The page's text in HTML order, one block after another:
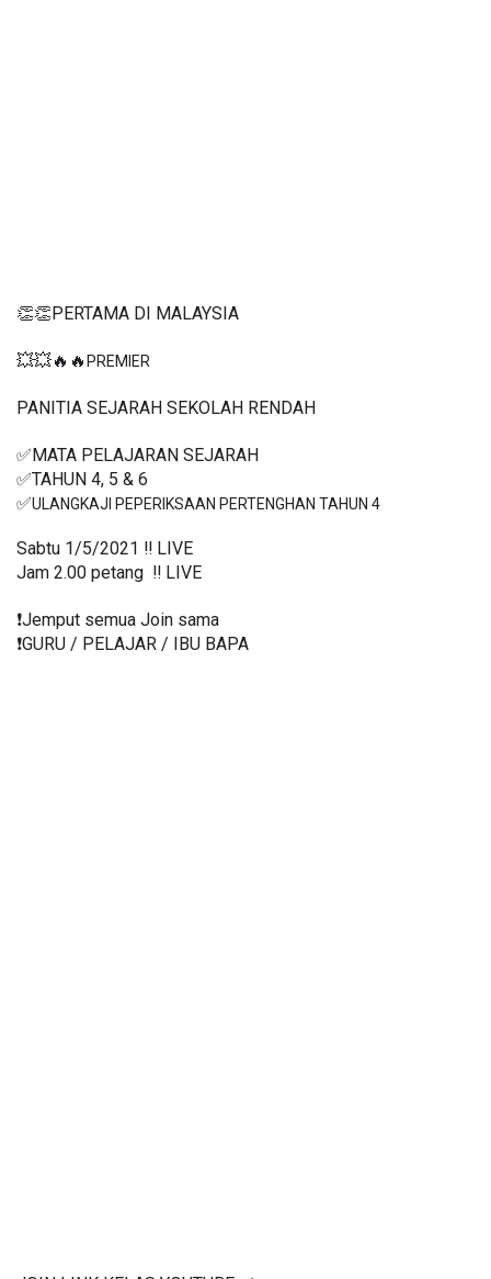
👏👏PERTAMA DI MALAYSIA
💥💥🔥🔥 PREMIER
PANITIA SEJARAH SEKOLAH RENDAH
✅MATA PELAJARAN SEJARAH
✅TAHUN 4, 5 & 6
✅ULANGKAJI PEPERIKSAAN PERTENGHAN TAHUN 4
Sabtu 1/5/2021 ‼️ LIVE
Jam 2.00 petang  ‼️ LIVE
❗️Jemput semua Join sama
❗️GURU / PELAJAR / IBU BAPA